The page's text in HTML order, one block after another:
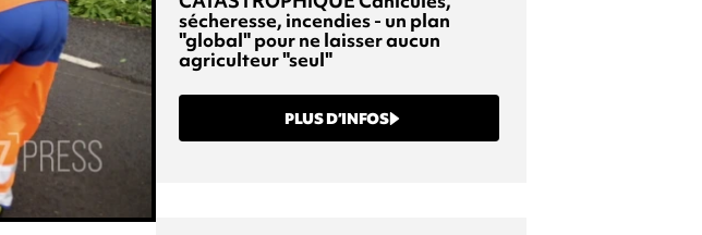
sécheresse, incendies - un plan
"global" pour ne laisser aucun
agriculteur "seul"
PLUS D’INFOS